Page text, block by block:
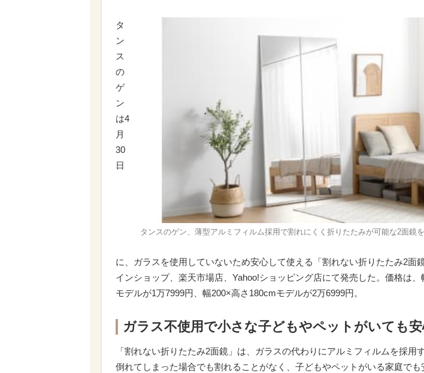
タンスのゲン、薄型アルミフィルム採用で割れにくく折りたたみが可能な2面鏡
タ
ン
ス
の
ゲ
ン
は4
月
30
日
に、ガラスを使用していないため安心して使える「割れない折りたたみ2面
インショップ、楽天市場店、Yahoo!ショッピング店にて発売した。価格は
モデルが1万7999円、幅200×高さ180cmモデルが2万6999円。
ガラス不使用で小さな子どもやペットがいても
「割れない折りたたみ2面鏡」は、ガラスの代わりにアルミフィルムを採用
倒れてしまった場合でも割れることがなく、子どもやペットがいる家庭で